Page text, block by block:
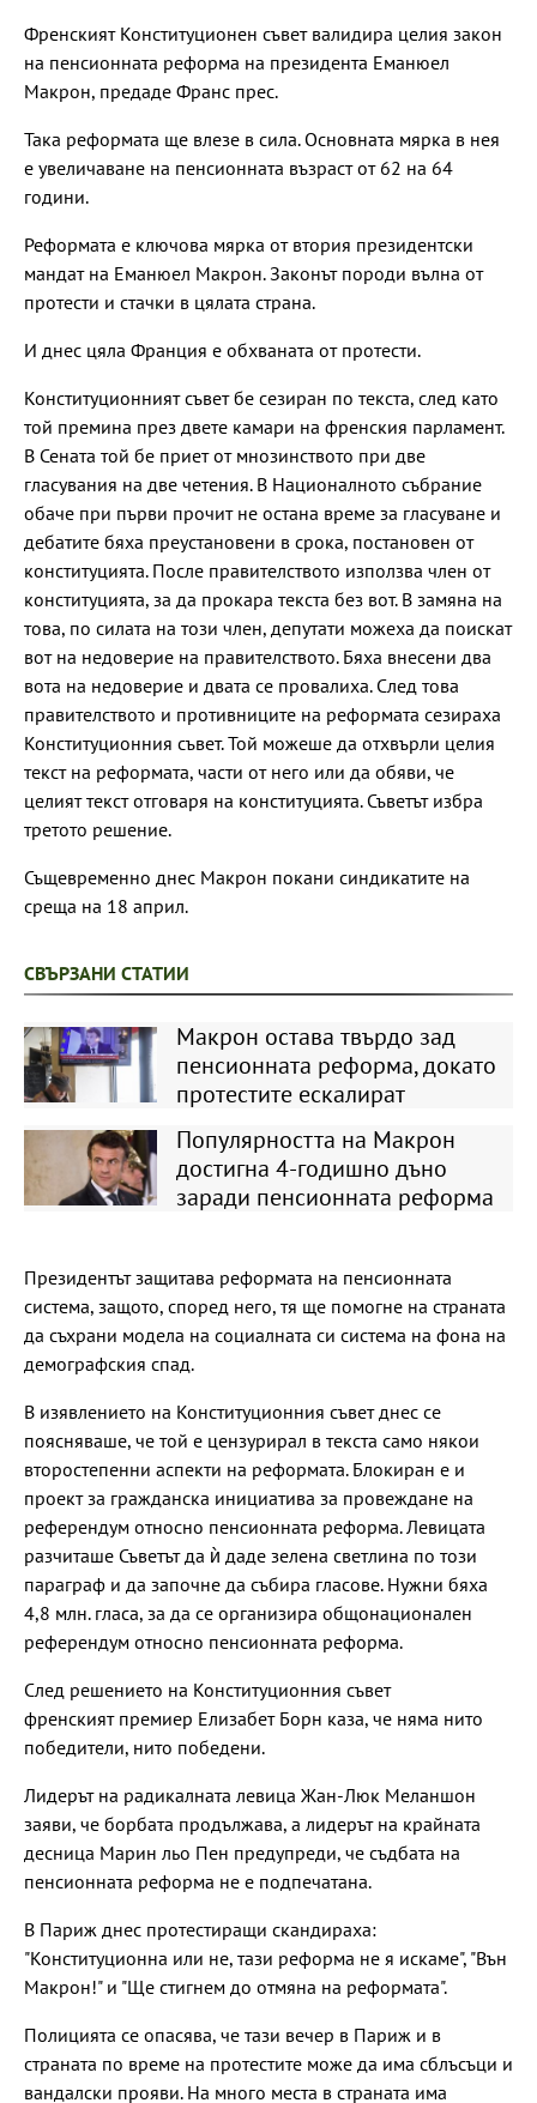
Френският Конституционен съвет валидира целия закон
на пенсионната реформа на президента Еманюел
Макрон, предаде Франс прес.
Така реформата ще влезе в сила. Основната мярка в нея
е увеличаване на пенсионната възраст от 62 на 64
години.
Реформата е ключова мярка от втория президентски
мандат на Еманюел Макрон. Законът породи вълна от
протести и стачки в цялата страна.
И днес цяла Франция е обхваната от протести.
Конституционният съвет бе сезиран по текста, след като
той премина през двете камари на френския парламент.
В Сената той бе приет от мнозинството при две
гласувания на две четения. В Националното събрание
обаче при първи прочит не остана време за гласуване и
дебатите бяха преустановени в срока, постановен от
конституцията. После правителството използва член от
конституцията, за да прокара текста без вот. В замяна на
това, по силата на този член, депутати можеха да поискат
вот на недоверие на правителството. Бяха внесени два
вота на недоверие и двата се провалиха. След това
правителството и противниците на реформата сезираха
Конституционния съвет. Той можеше да отхвърли целия
текст на реформата, части от него или да обяви, че
целият текст отговаря на конституцията. Съветът избра
третото решение.
Същевременно днес Макрон покани синдикатите на
среща на 18 април.
СВЪРЗАНИ СТАТИИ
Макрон остава твърдо зад
пенсионната реформа, докато
протестите ескалират
Популярността на Макрон
достигна 4-годишно дъно
заради пенсионната реформа
Президентът защитава реформата на пенсионната
система, защото, според него, тя ще помогне на страната
да съхрани модела на социалната си система на фона на
демографския спад.
В изявлението на Конституционния съвет днес се
поясняваше, че той е цензурирал в текста само някои
второстепенни аспекти на реформата. Блокиран е и
проект за гражданска инициатива за провеждане на
референдум относно пенсионната реформа. Левицата
разчиташе Съветът да ѝ даде зелена светлина по този
параграф и да започне да събира гласове. Нужни бяха
4,8 млн. гласа, за да се организира общонационален
референдум относно пенсионната реформа.
След решението на Конституционния съвет
френският премиер Елизабет Борн каза, че няма нито
победители, нито победени.
Лидерът на радикалната левица Жан-Люк Меланшон
заяви, че борбата продължава, а лидерът на крайната
десница Марин льо Пен предупреди, че съдбата на
пенсионната реформа не е подпечатана.
В Париж днес протестиращи скандираха:
"Конституционна или не, тази реформа не я искаме", "Вън
Макрон!" и "Ще стигнем до отмяна на реформата".
Полицията се опасява, че тази вечер в Париж и в
страната по време на протестите може да има сблъсъци и
вандалски прояви. На много места в страната има